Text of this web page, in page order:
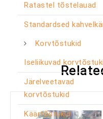
Ratastel tõstelauad
Standardsed
Korvtõstukid
Iseliikuvad
Järelveetavad
korvtõstukid
Käärtõstukid